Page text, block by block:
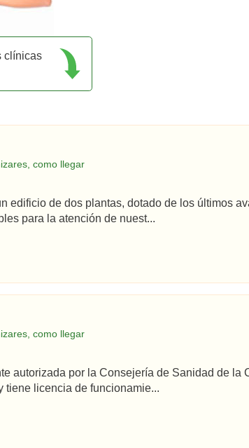
clínicas
como llegar
edificio de dos plantas, dotado de los últimos
para la atención de nuest...
como llegar
autorizada por la Consejería de Sanidad de la
tiene licencia de funcionamie...